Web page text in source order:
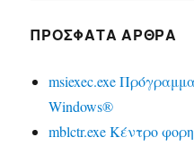
ΠΡΌΣΦΑΤΑ ΆΡΘΡΑ
msiexec.exe
Windows®
mblctr.exe Κέντρο